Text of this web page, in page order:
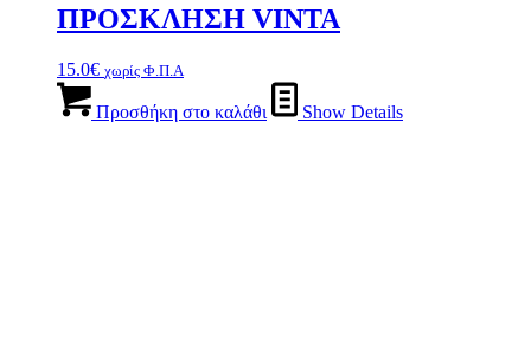
ΠΡΟΣΚΛΗΣΗ VINTA
15.0€ χωρίς Φ.Π.Α
Προσθήκη στο καλάθι Show Details